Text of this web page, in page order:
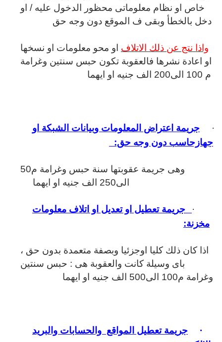
خاص او نظام معلوماتى محظور الدخول عليه / او
دخل بالخطأ وبقى ف الموقع دون وجه حق
واذا نتج عن ذلك الاتلاف او محو معلومات او نسخها
او اعادة نشرها فالعقوبة تكون حبس سنتين وغرامة
م 100 الى200 الف جنيه او ايهما
·
جريمة اعتراض المعلومات وبيانات الشبكة او
جهازحاسب دون وجه حق:
وهى جريمة عقوبتها سنة حبس وغرامة م50
الى250 الف جنيه او ايهما
·
جريمة تعطيل او تعديل او اتلاف معلومات
مخزنة:
اذا كان ذلك كليا اوجزئيا وبصفة متعمدة بدون حق ،
باى وسيلة كانت والعقوبة هى : حبس سنتين
وغرامة م100 الى500 الف جنيه او ايهما
·
جريمة تعطيل المواقع والحسابات والبريد